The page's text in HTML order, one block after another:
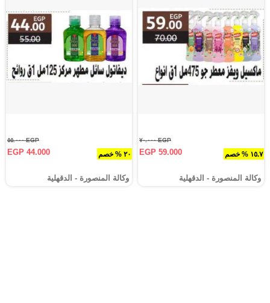
١٥.٧ % خصم
EGP ٧٠.٠٠٠
EGP 59.000
وكالة المنصورة - الدقهلية‎
٢٠ % خصم
EGP ٥٥.٠٠٠
EGP 44.000
وكالة المنصورة - الدقهلية‎